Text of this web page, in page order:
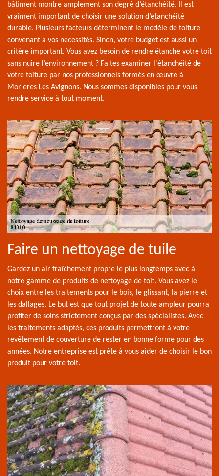
bâtiment montre amplement son degré d’étanchéité. Il est
vraiment important de choisir une solution d’étanchéité
durable. Plusieurs facteurs déterminent le modèle de toiture
convenant à vos nécessités. Sinon, votre budget est aussi un
critère important. Vous avez besoin de rendre étanche votre toit
sans nuire l’environnement ? Faites examiner l'étanchéité de
votre toiture par nos professionnels formés en œuvre à
Morieres Les Avignons. Nous sommes disponibles pour vous
rendre service à tout moment.
Faire un nettoyage de tuile
Gardez un air fraîchement propre le plus longtemps avec à
notre gamme de produits de nettoyage de toit. Vous avez le
choix entre les traitements pour le bois, le glissant, la pierre et
les dallages. Le but est que tout projet de toute ampleur pourra
profiter de soins strictement conçus par des spécialistes. Avec
les traitements adaptés, ces produits permettront à votre
revêtement de couverture de rester en bonne forme pour des
années. Notre entreprise est prête à vous aider de choisir le bon
produit pour votre toit.